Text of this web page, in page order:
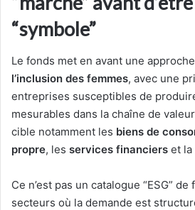
“symbole”
Le fonds met en avant une
l’inclusion des femmes, avec une
entreprises susceptibles de
mesurables dans la chaîne de
cible notamment les biens de
propre, les services financiers et la
Ce n’est pas un catalogue “ESG”
secteurs où la demande est